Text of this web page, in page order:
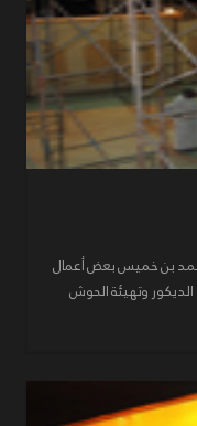
أحمد بن خميس بعض أعمال
وتهيئة الحوش